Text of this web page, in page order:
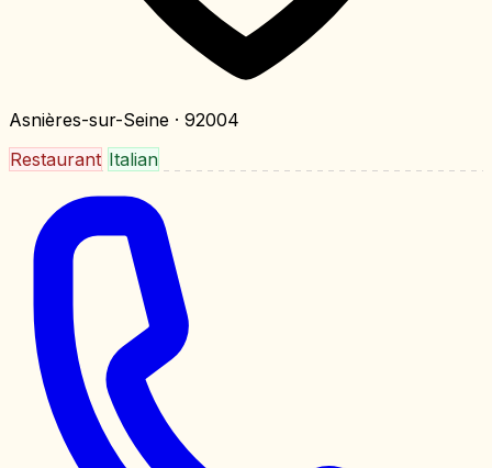
Asnières-sur-Seine · 92004
Restaurant Italian